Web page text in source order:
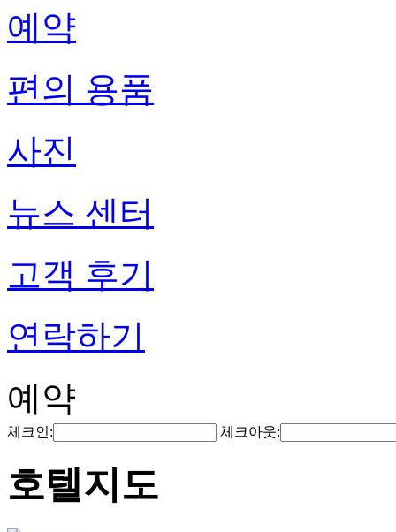
예약
편의 용품
사진
뉴스 센터
고객 후기
연락하기
예약
체크인: 체크아웃:
호텔지도